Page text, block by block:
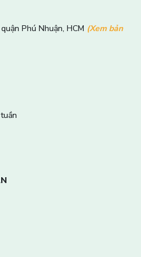
Phú Nhuận, HCM (Xem bản